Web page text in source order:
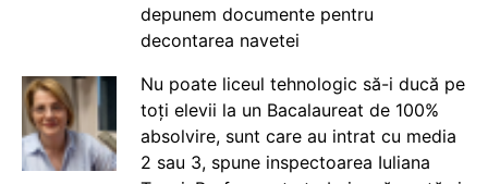
depunem documente pentru
decontarea navetei
Nu poate liceul tehnologic să-i ducă pe
toți elevii la un Bacalaureat de 100%
absolvire, sunt care au intrat cu media
2 sau 3, spune inspectoarea Iuliana